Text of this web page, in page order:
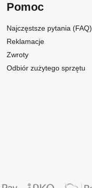
Pomoc
Najczęstsze pytania (FAQ)
Reklamacje
Zwroty
Odbiór zużytego sprzętu